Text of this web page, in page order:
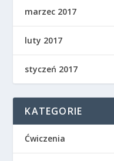
marzec 2017
luty 2017
styczeń 2017
KATEGORIE
Ćwiczenia